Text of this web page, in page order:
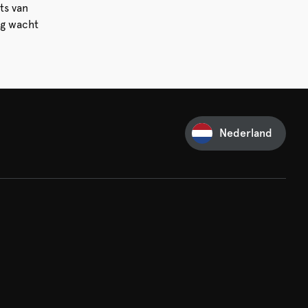
van
wacht
Nederland